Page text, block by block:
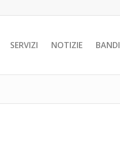
SERVIZI NOTIZIE BANDI